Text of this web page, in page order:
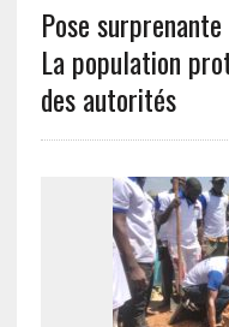
Pose
La population
des autorités